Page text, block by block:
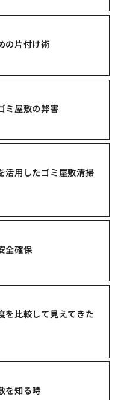
の片付け術
ミ屋敷の弊害
活用したゴミ屋敷清掃
全確保
を比較して見えてきた
を知る時